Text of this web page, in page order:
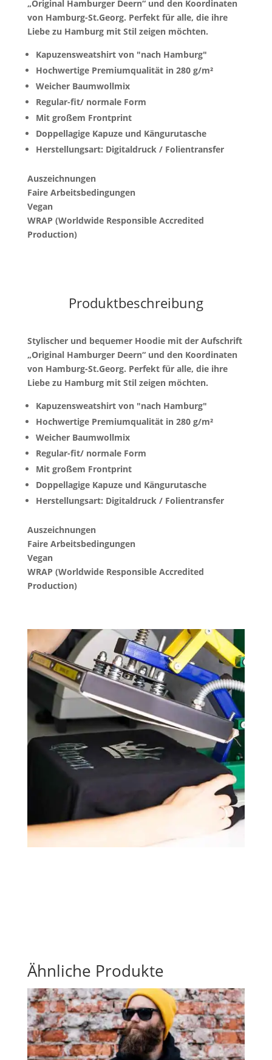
„Original Hamburger Deern“ und den Koordinaten
von Hamburg-St.Georg. Perfekt für alle, die ihre
Liebe zu Hamburg mit Stil zeigen möchten.
Kapuzensweatshirt von "nach Hamburg"
Hochwertige Premiumqualität in 280 g/m²
Weicher Baumwollmix
Regular-fit/ normale Form
Mit großem Frontprint
Doppellagige Kapuze und Kängurutasche
Herstellungsart: Digitaldruck / Folientransfer
Auszeichnungen
Faire Arbeitsbedingungen
Vegan
WRAP (Worldwide Responsible Accredited
Production)
Produktbeschreibung
Stylischer und bequemer Hoodie mit der Aufschrift
„Original Hamburger Deern“ und den Koordinaten
von Hamburg-St.Georg. Perfekt für alle, die ihre
Liebe zu Hamburg mit Stil zeigen möchten.
Kapuzensweatshirt von "nach Hamburg"
Hochwertige Premiumqualität in 280 g/m²
Weicher Baumwollmix
Regular-fit/ normale Form
Mit großem Frontprint
Doppellagige Kapuze und Kängurutasche
Herstellungsart: Digitaldruck / Folientransfer
Auszeichnungen
Faire Arbeitsbedingungen
Vegan
WRAP (Worldwide Responsible Accredited
Production)
Ähnliche Produkte